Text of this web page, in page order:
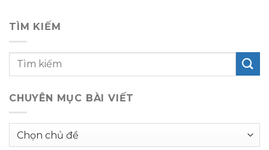
TÌM KIẾM
CHUYÊN MỤC BÀI VIẾT
Chuyên